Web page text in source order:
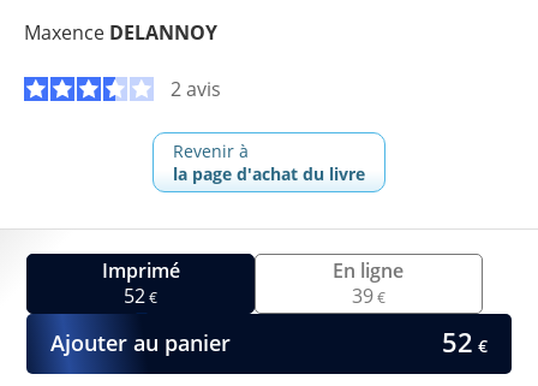
Maxence DELANNOY
2 avis
Revenir à
la page d'achat du livre
Imprimé
52€
En ligne
39€
Ajouter au panier 52 €